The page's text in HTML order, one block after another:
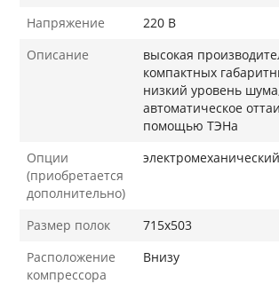
Напряжение
220 В
Описание
высокая
компактных
низкий уровень
автоматическое
помощью ТЭНа
Опции
(приобретается
дополнительно)
Размер полок
715х503
Расположение
компрессора
Внизу